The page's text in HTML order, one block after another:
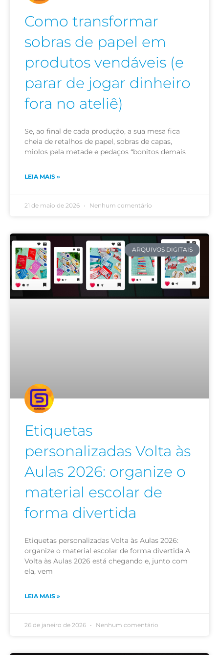
Como transformar
sobras de papel em
produtos vendáveis (e
parar de jogar dinheiro
fora no ateliê)
Se, ao final de cada produção, a sua mesa fica
cheia de retalhos de papel, sobras de capas,
miolos pela metade e pedaços “bonitos demais
LEIA MAIS »
21 de maio de 2026 Nenhum comentário
ARQUIVOS DIGITAIS
Etiquetas
personalizadas Volta às
Aulas 2026: organize o
material escolar de
forma divertida
Etiquetas personalizadas Volta às Aulas 2026:
organize o material escolar de forma divertida A
Volta às Aulas 2026 está chegando e, junto com
ela, vem
LEIA MAIS »
26 de janeiro de 2026 Nenhum comentário